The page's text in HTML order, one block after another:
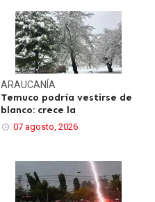
ARAUCANÍA
Temuco podría vestirse de
blanco: crece la
07 agosto, 2026